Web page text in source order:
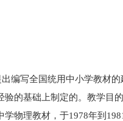
编写全国统用中小学教材
的基础上制定的。教学
物理教材，于1978年到